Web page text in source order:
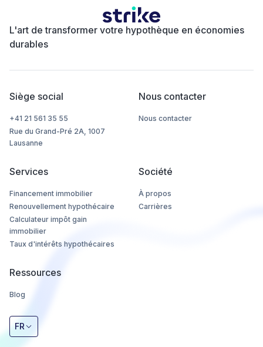
L'art de transformer votre hypothèque en économies
durables
Siège social
+41 21 561 35 55
Rue du Grand-Pré 2A, 1007
Lausanne
Nous contacter
Nous contacter
Services
Financement immobilier
Renouvellement hypothécaire
Calculateur impôt gain
immobilier
Taux d'intérêts hypothécaires
Société
À propos
Carrières
Ressources
Blog
FR